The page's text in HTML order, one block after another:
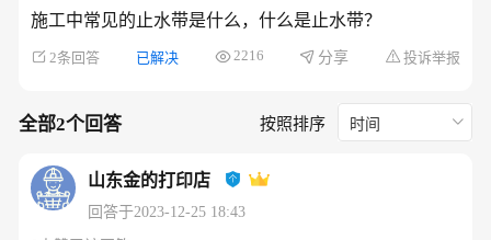
施工中常见的止水带是什么，什么是止水带？
2条回答 已解决 2216 分享 投诉举报
全部2个回答 按照排序 时间
山东金的打印店
回答于2023-12-25 18:43